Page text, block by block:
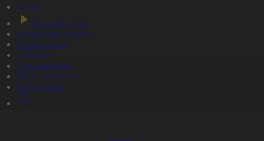
Басты
Тікелей эфир
Бағдарлама кестесі
Жаңалықтар
Жобалар
Телехикаялар
Мультсериалдар
Видеоархив